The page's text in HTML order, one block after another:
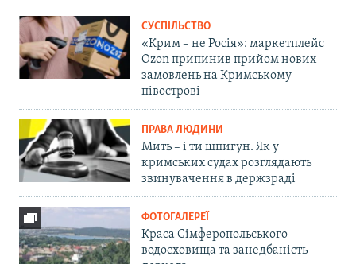
СУСПІЛЬСТВО
«Крим – не Росія»: маркетплейс
Ozon припинив прийом нових
замовлень на Кримському
півострові
ПРАВА ЛЮДИНИ
Мить – і ти шпигун. Як у
кримських судах розглядають
звинувачення в держзраді
ФОТОГАЛЕРЕЇ
Краса Сімферопольського
водосховища та занедбаність